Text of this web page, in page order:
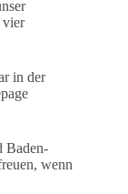
vier
in der
Baden-
wenn